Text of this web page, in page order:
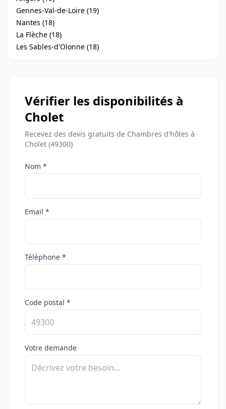
Gennes-Val-de-Loire (19)
Nantes (18)
La Flèche (18)
Les Sables-d'Olonne (18)
Vérifier les disponibilités à
Cholet
Recevez des devis gratuits de Chambres d'hôtes à
Cholet (49300)
Nom *
Email *
Téléphone *
Code postal *
Votre demande